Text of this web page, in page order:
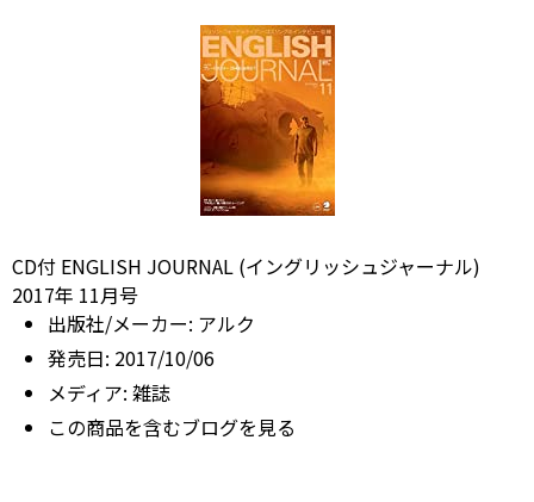
CD付 ENGLISH JOURNAL (イングリッシュジャーナル)
2017年 11月号
出版社/メーカー: アルク
発売日: 2017/10/06
メディア: 雑誌
この商品を含むブログを見る